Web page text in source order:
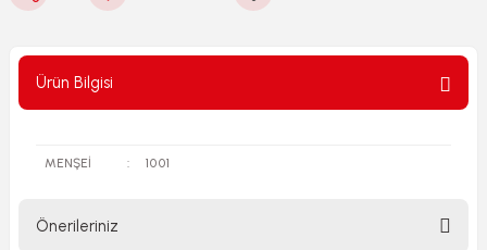
Ürün Bilgisi
MENŞEİ : 1001
Önerileriniz